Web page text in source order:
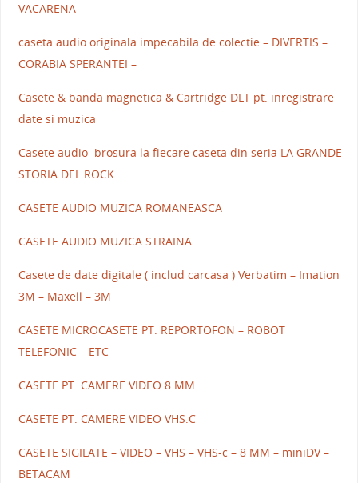
VACARENA
caseta audio originala impecabila de colectie – DIVERTIS –
CORABIA SPERANTEI –
Casete & banda magnetica & Cartridge DLT pt. inregistrare
date si muzica
Casete audio brosura la fiecare caseta din seria LA GRANDE
STORIA DEL ROCK
CASETE AUDIO MUZICA ROMANEASCA
CASETE AUDIO MUZICA STRAINA
Casete de date digitale ( includ carcasa ) Verbatim – Imation
3M – Maxell – 3M
CASETE MICROCASETE PT. REPORTOFON – ROBOT
TELEFONIC – ETC
CASETE PT. CAMERE VIDEO 8 MM
CASETE PT. CAMERE VIDEO VHS.C
CASETE SIGILATE – VIDEO – VHS – VHS-c – 8 MM – miniDV –
BETACAM